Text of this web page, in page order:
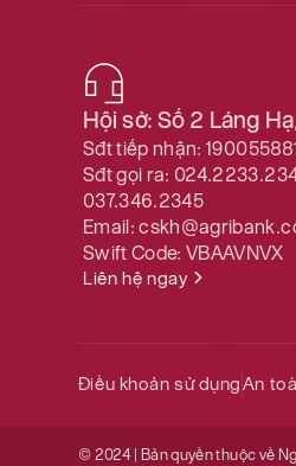
Hội sở: Số 2 Láng
Sđt tiếp nhận:
Sđt gọi ra:
037.346.2345
Email:
Swift Code:VBAAVNVX
Liên hệ ngay
Điều khoản sử dụngAn
© 2024 | Bản quyền thuộc về